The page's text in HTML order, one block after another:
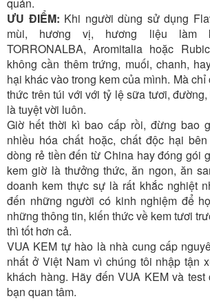
quản.
ƯU ĐIỂM: Khi người dùng sử dụng
mùi, hương vị, hương liệu làm
TORRONALBA, Aromitalia hoặc
không cần thêm trứng, muối, chanh,
hại khác vào trong kem của mình. Mà
thức trên túi với với tỷ lệ sữa tươi,
là tuyệt vời luôn.
Giờ hết thời kì bao cấp rồi, đừng bao
nhiều hóa chất hoặc, chất độc hại
dòng rẻ tiền đến từ China hay đóng gói
kem giờ là thưởng thức, ăn ngon, ăn
doanh kem thực sự là rất khắc nghiệt
đến những người có kinh nghiệm để
những thông tin, kiến thức về kem tươi
thì tốt hơn cả.
VUA KEM tự hào là nhà cung cấp
nhất ở Việt Nam vì chúng tôi nhập tận
khách hàng. Hãy đến VUA KEM và
bạn quan tâm.